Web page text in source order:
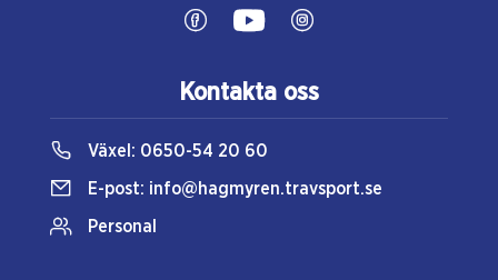
Kontakta oss
Växel: 0650-54 20 60
E-post: info@hagmyren.travsport.se
Personal